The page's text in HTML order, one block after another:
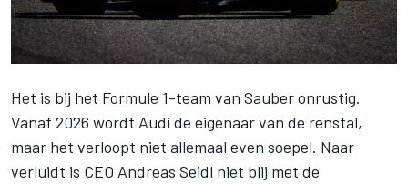
Het is bij het Formule 1-team van Sauberonrustig.
Vanaf 2026 wordt Audi de eigenaar van de renstal,
maar het verloopt niet allemaal even soepel. Naar
verluidt is CEO Andreas Seidl niet blij met de